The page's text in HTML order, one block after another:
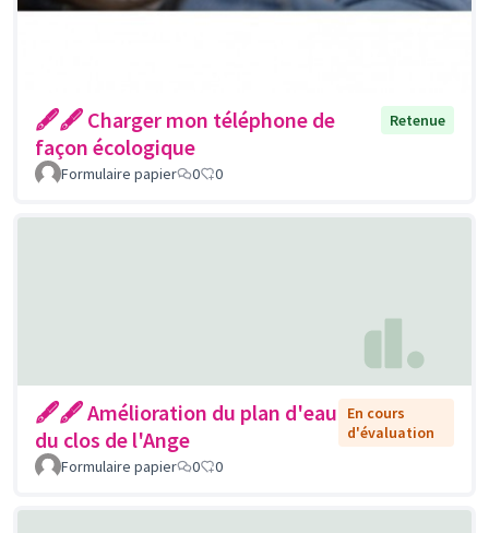
🖋🖋 Charger mon téléphone de
façon écologique
Retenue
Formulaire papier 0 0
🖋🖋 Amélioration du plan d'eau
du clos de l'Ange
En cours
d'évaluation
Formulaire papier
0 0